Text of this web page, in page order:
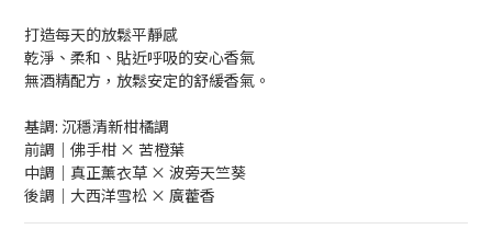
打造每天的放鬆平靜感
乾淨、柔和、貼近呼吸的安心香氣
無酒精配方，放鬆安定的舒緩香氣。
基調: 沉穩清新柑橘調
前調｜佛手柑 × 苦橙葉
中調｜真正薰衣草 × 波旁天竺葵
後調｜大西洋雪松 × 廣藿香